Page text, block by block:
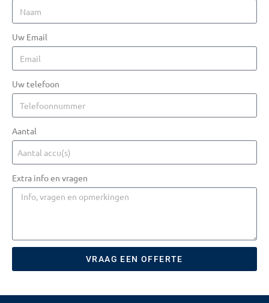
Uw Email
Uw telefoon
Aantal
Extra info en vragen
VRAAG EEN OFFERTE